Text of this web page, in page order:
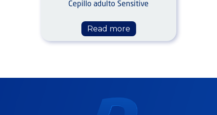
Cepillo adulto Sensitive
Read more